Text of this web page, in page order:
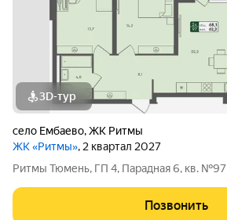
3D-тур
село Ембаево,ЖК Ритмы
ЖК «Ритмы», 2 квартал 2027
Ритмы Тюмень, ГП 4, Парадная 6, кв. №97
Позвонить